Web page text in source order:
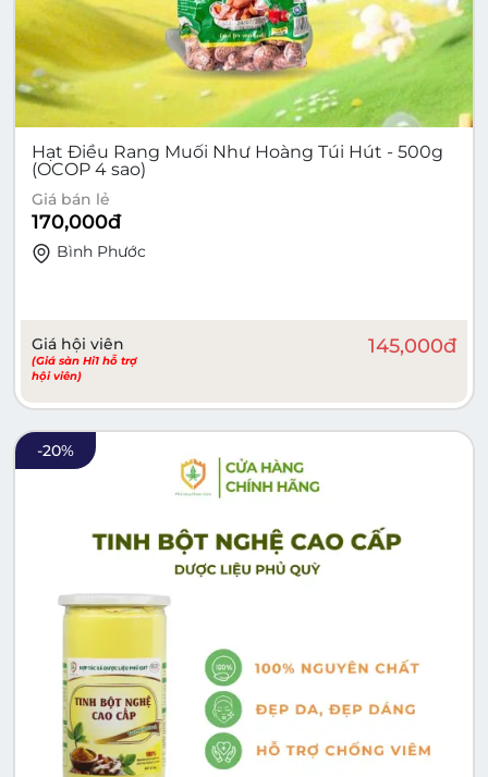
Hạt Điều Rang Muối Như Hoàng Túi Hút - 500g
(OCOP 4 sao)
Giá bán lẻ
170,000đ
Bình Phước
Giá hội viên
(Giá sàn Hi1 hỗ trợ
hội viên)
145,000đ
-20%